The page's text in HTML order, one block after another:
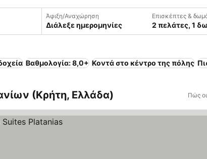
Άφιξη/Αναχώρηση
Διάλεξε ημερομηνίες
Επισκέπτες &
2 πελάτες, 1
Βαθμολογία: 8,0+ Κοντά στο κέντρο της πόλης
(Κρήτη, Ελλάδα) Πώς